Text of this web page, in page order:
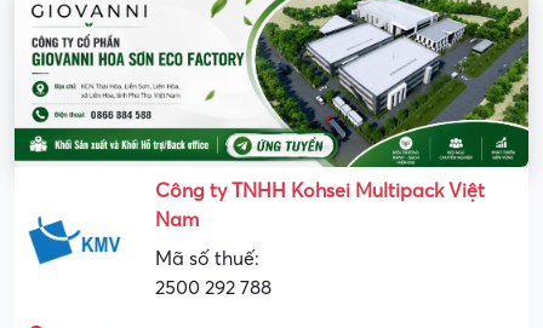
Công ty TNHH Kohsei Multipack Việt
Nam
Mã số thuế:
2500 292 788